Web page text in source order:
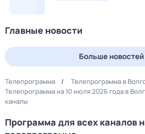
Главные новости
Больше новостей
Телепрограмма
Телепрограмма в
Телепрограмма на 10 июля 2026 года в
каналы
Программа для всех каналов